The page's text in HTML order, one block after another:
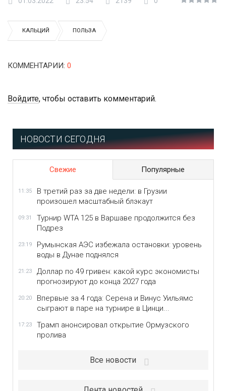
КАЛЬЦИЙ ПОЛЬЗА
КОММЕНТАРИИ: 0
Войдите, чтобы оставить комментарий.
НОВОСТИ СЕГОДНЯ
Свежие Популярные
11:35
В третий раз за две недели: в Грузии
произошел масштабный блэкаут
09:31
Турнир WTA 125 в Варшаве продолжится без
Подрез
23:19
Румынская АЭС избежала остановки: уровень
воды в Дунае поднялся
21:23
Доллар по 49 гривен: какой курс экономисты
прогнозируют до конца 2027 года
20:20
Впервые за 4 года: Серена и Винус Уильямс
сыграют в паре на турнире в Цинци...
17:23
Трамп анонсировал открытие Ормузского
пролива
Все новости